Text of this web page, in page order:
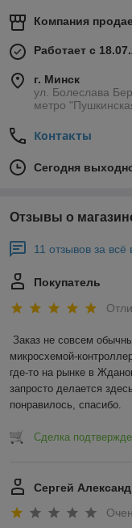
Компания
Работает с
г. Минск
ул. Болеслава
метро
Контакты
Сегодня
Отзывы о
11 отзывов за всё
Покупатель
Заказ не совсем
микросхемой-
где-то на рынке в
запросто делается
понравилось, спасибо.
Сделка
Сергей